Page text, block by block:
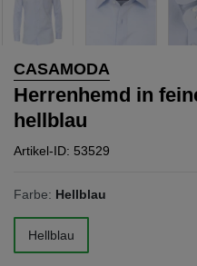
CASAMODA
Herrenhemd in
hellblau
Artikel-ID: 53529
Farbe: Hellblau
Hellblau